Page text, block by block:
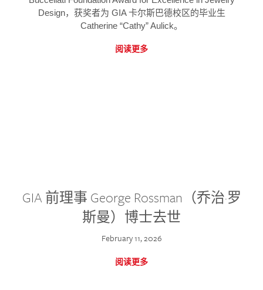
Design，获奖者为 GIA 卡尔斯巴德校区的毕业生
Catherine “Cathy” Aulick。
阅读更多
GIA 前理事 George Rossman（乔治·罗
斯曼）博士去世
February 11, 2026
阅读更多